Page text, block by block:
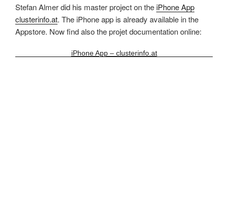
Stefan Almer did his master project on theiPhone App
clusterinfo.at. The iPhone app is already available in the
Appstore. Now find also the projet documentation online:
iPhone App – clusterinfo.at